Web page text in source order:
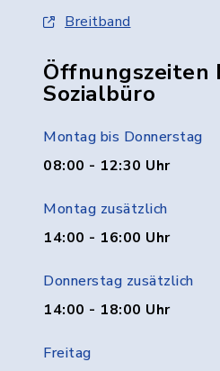
Breitband
Öffnungszeiten
Sozialbüro
Montag bis Donnerstag
08:00 - 12:30 Uhr
Montag zusätzlich
14:00 - 16:00 Uhr
Donnerstag zusätzlich
14:00 - 18:00 Uhr
Freitag